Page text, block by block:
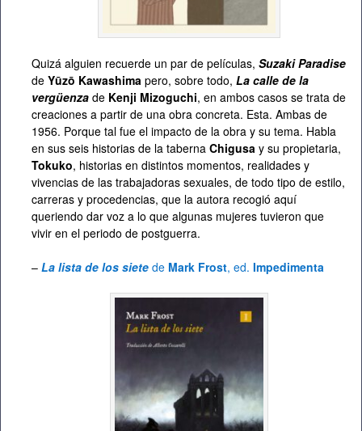
Quizá alguien recuerde un par de películas, Suzaki Paradise
de Yūzō Kawashima pero, sobre todo, La calle de la
vergüenza de Kenji Mizoguchi, en ambos casos se trata de
creaciones a partir de una obra concreta. Esta. Ambas de
1956. Porque tal fue el impacto de la obra y su tema. Habla
en sus seis historias de la taberna Chigusa y su propietaria,
Tokuko, historias en distintos momentos, realidades y
vivencias de las trabajadoras sexuales, de todo tipo de estilo,
carreras y procedencias, que la autora recogió aquí
queriendo dar voz a lo que algunas mujeres tuvieron que
vivir en el periodo de postguerra.
– La lista de los siete de Mark Frost, ed. Impedimenta